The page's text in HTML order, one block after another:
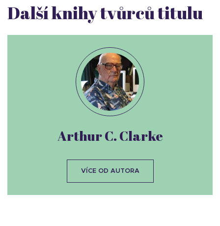
Další knihy tvůrců titulu
Arthur C. Clarke
VÍCE OD AUTORA